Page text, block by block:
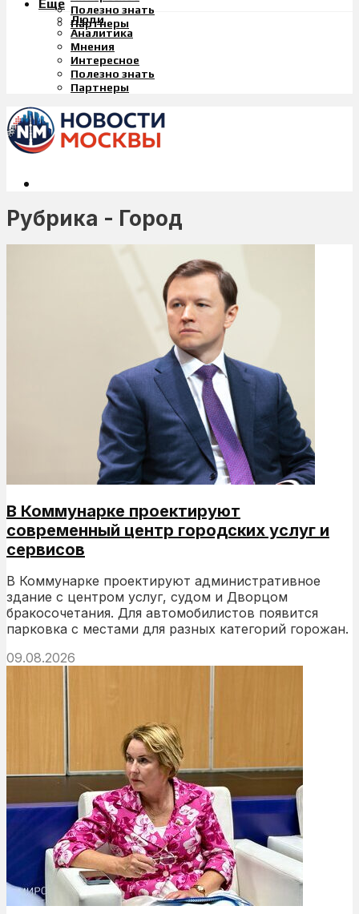
Полезно знать
Партнеры
Еще
Люди
Аналитика
Мнения
Интересное
Полезно знать
Партнеры
Рубрика - Город
В Коммунарке проектируют
современный центр городских услуг и
сервисов
В Коммунарке проектируют административное
здание с центром услуг, судом и Дворцом
бракосочетания. Для автомобилистов появится
парковка с местами для разных категорий горожан.
09.08.2026